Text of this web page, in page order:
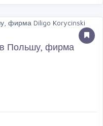
в Польшу, фирма